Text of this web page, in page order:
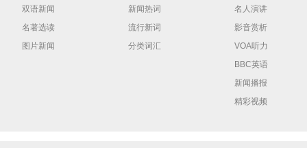
双语新闻
名著选读
图片新闻
新闻热词
流行新词
分类词汇
名人演讲
影音赏析
VOA听力
BBC英语
新闻播报
精彩视频